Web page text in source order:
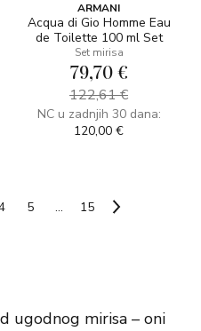
ARMANI
Acqua di Gio Homme Eau
de Toilette 100 ml Set
Set mirisa
79,70 €
122,61 €
NC u zadnjih 30 dana:
120,00 €
5 ... 15
ugodnog mirisa – oni